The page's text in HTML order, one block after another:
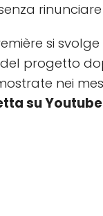
si svolge
progetto
nei
su